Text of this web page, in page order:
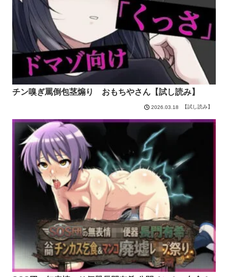
チン嗅ぎ罵倒包茎煽り おもちやさん【試し読み】
2026.03.18 【試し読み】